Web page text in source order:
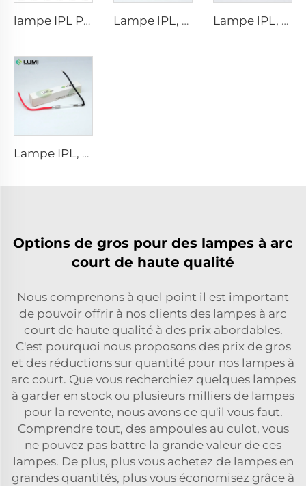
lampe IPL P1671 - 7×50×110 mm Lampe lPL, modèle 7-60-125 Fil Lampe lPL, modèle 7-50-115 Fil
Lampe IPL, modèle 9-45-100 Fil
Options de gros pour des lampes à arc
court de haute qualité
Nous comprenons à quel point il est important
de pouvoir offrir à nos clients des lampes à arc
court de haute qualité à des prix abordables.
C'est pourquoi nous proposons des prix de gros
et des réductions sur quantité pour nos lampes à
arc court. Que vous recherchiez quelques lampes
à garder en stock ou plusieurs milliers de lampes
pour la revente, nous avons ce qu'il vous faut.
Comprendre tout, des ampoules au culot, vous
ne pouvez pas battre la grande valeur de ces
lampes. De plus, plus vous achetez de lampes en
grandes quantités, plus vous économisez grâce à